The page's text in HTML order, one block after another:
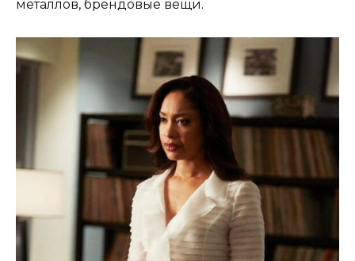
металлов, брендовые вещи.